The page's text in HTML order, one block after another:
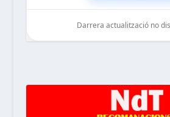
Darrera actualització no